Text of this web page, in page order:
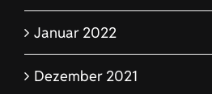
Januar 2022
Dezember 2021